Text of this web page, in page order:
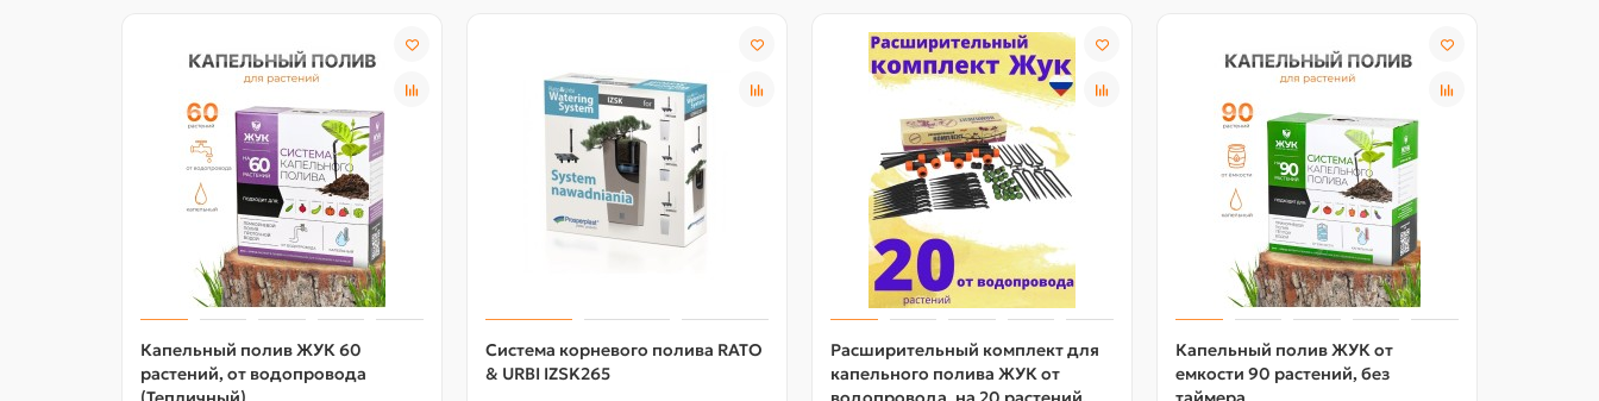
Капельный полив ЖУК 60
растений, от водопровода
Система корневого полива RATO
& URBI IZSK265
Расширительный комплект для
капельного полива ЖУК от
Капельный полив ЖУК от
емкости 90 растений, без